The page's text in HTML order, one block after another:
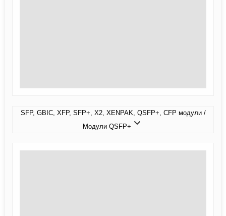
SFP, GBIC, XFP, SFP+, X2, XENPAK, QSFP+, CFP модули /
Модули QSFP+